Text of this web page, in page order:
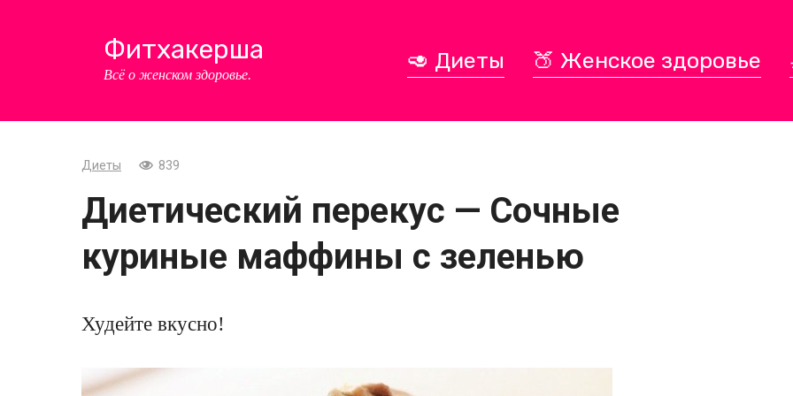
Фитхакерша
Всё о женском здоровье.
🥑 Диеты 🍑 Женское здоровье
Диеты 839
Диетический перекус — Сочные
куриные маффины с зеленью
Худейте вкусно!